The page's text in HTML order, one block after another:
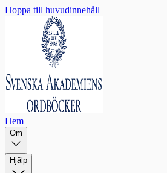
Hoppa till huvudinnehåll
Hem
Om
Hjälp